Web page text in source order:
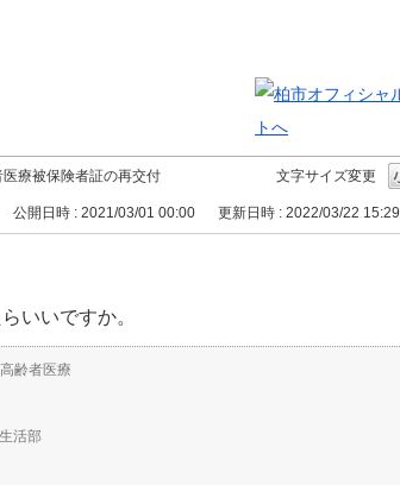
文字サイズ変更
療被保険者証の再交付
公開日時 : 2021/03/01 00:00 更新日時 : 2022/03/22 15:29
いいですか。
齢者医療
活部